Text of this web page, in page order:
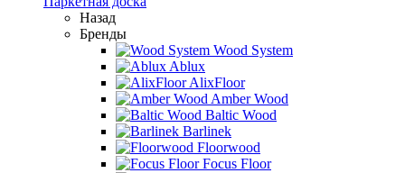
Назад
Бренды
Wood System
Ablux
AlixFloor
Amber Wood
Baltic Wood
Barlinek
Floorwood
Focus Floor